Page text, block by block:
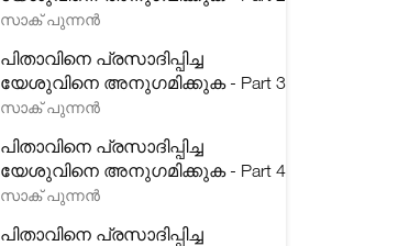
സാക് പുന്നൻ
പിതാവിനെ പ്രസാദിപ്പിച്ച
യേശുവിനെ അനുഗമിക്കുക - Part 3
സാക് പുന്നൻ
പിതാവിനെ പ്രസാദിപ്പിച്ച
യേശുവിനെ അനുഗമിക്കുക - Part 4
സാക് പുന്നൻ
പിതാവിനെ പ്രസാദിപ്പിച്ച